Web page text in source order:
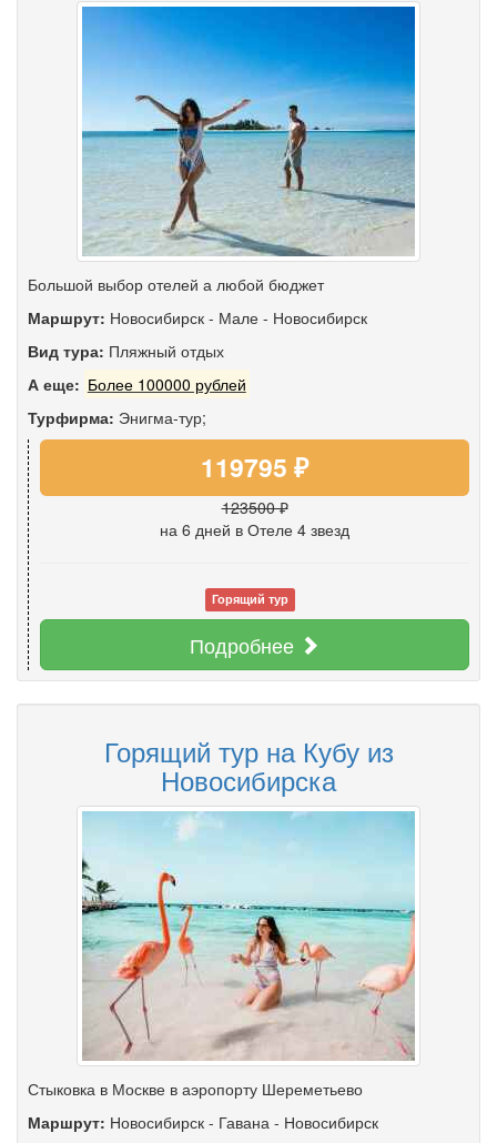
Большой выбор отелей а любой бюджет
Маршрут: Новосибирск - Мале - Новосибирск
Вид тура: Пляжный отдых
А еще: Более 100000 рублей
Турфирма: Энигма-тур;
119795 ₽
123500 ₽
на 6 дней в Отеле 4 звезд
Горящий тур
Подробнее
Горящий тур на Кубу из
Новосибирска
Стыковка в Москве в аэропорту Шереметьево
Маршрут: Новосибирск - Гавана - Новосибирск